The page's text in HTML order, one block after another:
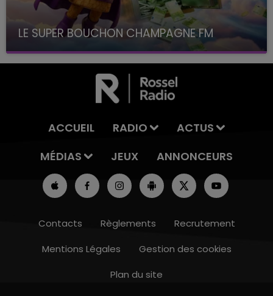
LE BEST OF DE LA FAMILLE CHAMPAGNE
LE SUPER BOUCHON CHAMPAGNE FM
avec La Famille Champagne FM, à 8H10
ACCUEIL RADIO
ACTUS
MÉDIAS
JEUX ANNONCEURS
Contacts Règlements
Recrutement
Mentions Légales
Gestion des cookies
Plan du site